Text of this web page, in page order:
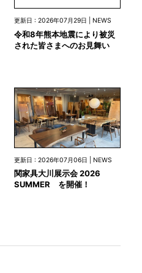
更新日 : 2026年07月29日 | NEWS
令和8年熊本地震により被災
された皆さまへのお見舞い
更新日 : 2026年07月06日 | NEWS
関家具大川展示会 2026
SUMMER を開催！